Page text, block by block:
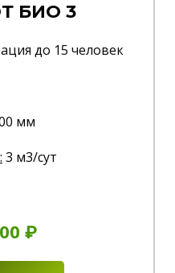
БИО 3
до 15 человек
мм
3 м3/сут
₽